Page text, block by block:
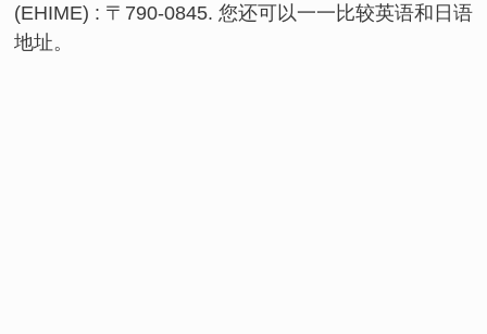
(EHIME) : 〒790-0845. 您还可以一一比较英语和日语
地址。